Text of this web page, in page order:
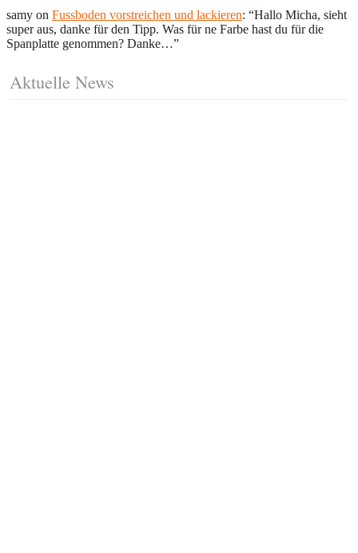
samy on Fussboden vorstreichen und lackieren: “Hallo Micha, sieht
super aus, danke für den Tipp. Was für ne Farbe hast du für die
Spanplatte genommen? Danke…”
Aktuelle News